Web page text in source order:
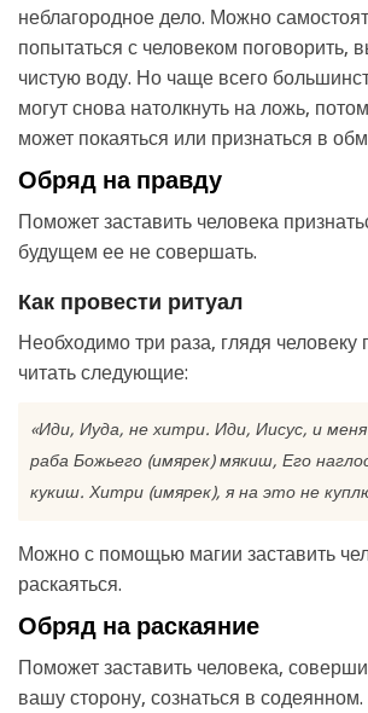
неблагородное дело. Можно
попытаться с человеком поговорить,
чистую воду. Но чаще всего
могут снова натолкнуть на ложь,
может покаяться или признаться в
Обряд на правду
Поможет заставить человека
будущем ее не совершать.
Как провести ритуал
Необходимо три раза, глядя человеку
читать следующие:
«Иди, Иуда, не хитри. Иди, Иисус, и меня
раба Божьего (имярек) мякиш, Его
кукиш. Хитри (имярек), я на это не
Можно с помощью магии заставить
раскаяться.
Обряд на раскаяние
Поможет заставить человека,
вашу сторону, сознаться в содеянном.